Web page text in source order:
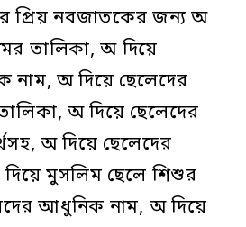
নবজাতকের জন্য অ
তালিকা, অ দিয়ে
নাম, অ দিয়ে ছেলেদের
অ দিয়ে ছেলেদের
অ দিয়ে ছেলেদের
মুসলিম ছেলে শিশুর
আধুনিক নাম, অ দিয়ে